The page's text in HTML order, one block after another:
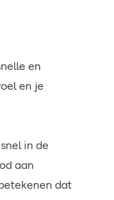
en
en je
in de
aan
dat